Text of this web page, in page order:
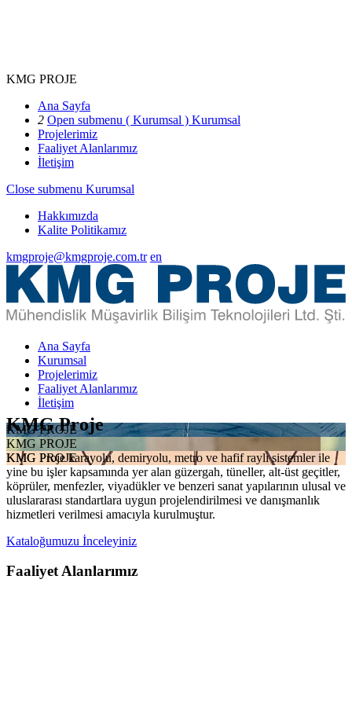
KMG PROJE
Ana Sayfa
2 Open submenu ( Kurumsal ) Kurumsal
Projelerimiz
Faaliyet Alanlarımız
İletişim
Close submenu Kurumsal
Hakkımızda
Kalite Politikamız
kmgproje@kmgproje.com.tr en
Ana Sayfa
Kurumsal
Projelerimiz
Faaliyet Alanlarımız
İletişim
KMG PROJE
KMG PROJE
KMG PROJE
KMG Proje
KMG Proje karayolu, demiryolu, metro ve hafif raylı sistemler ile
yine bu işler kapsamında yer alan güzergah, tüneller, alt-üst geçitler,
köprüler, menfezler, viyadükler ve benzeri sanat yapılarının ulusal ve
uluslararası standartlara uygun projelendirilmesi ve danışmanlık
hizmetleri verilmesi amacıyla kurulmuştur.
Kataloğumuzu İnceleyiniz
Faaliyet Alanlarımız